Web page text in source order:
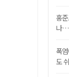
홍
나…
폭
도